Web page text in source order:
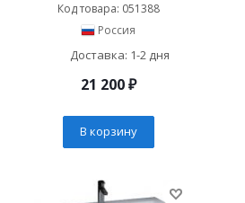
Код товара: 051388
Россия
Доставка: 1-2 дня
21 200₽
В корзину